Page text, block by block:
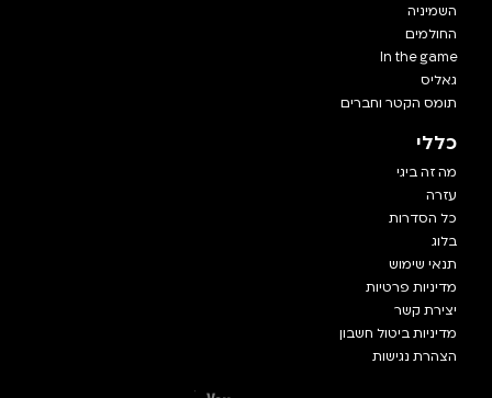
השמיניה
החולמים
In the game
גאליס
תומס הקטר וחברים
כללי
מה זה ביגי
עזרה
כל הסדרות
בלוג
תנאי שימוש
מדיניות פרטיות
יצירת קשר
מדיניות ביטול חשבון
הצהרת נגישות